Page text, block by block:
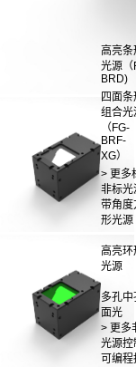
高亮条
光源（
BRD)
四面条
组合光
（FG-
BRF-
XG）
> 更多
非标光
带角度
形光源
高亮环
光源
多孔中
面光
> 更多
光源控
可编程